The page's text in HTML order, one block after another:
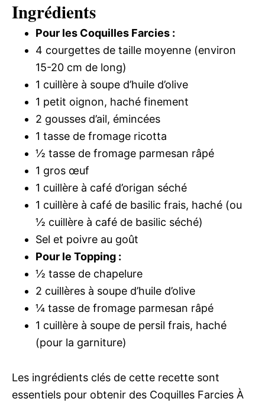
Ingrédients
Pour les Coquilles Farcies :
4 courgettes de taille moyenne (environ
15-20 cm de long)
1 cuillère à soupe d’huile d’olive
1 petit oignon, haché finement
2 gousses d’ail, émincées
1 tasse de fromage ricotta
½ tasse de fromage parmesan râpé
1 gros œuf
1 cuillère à café d’origan séché
1 cuillère à café de basilic frais, haché (ou
½ cuillère à café de basilic séché)
Sel et poivre au goût
Pour le Topping :
½ tasse de chapelure
2 cuillères à soupe d’huile d’olive
¼ tasse de fromage parmesan râpé
1 cuillère à soupe de persil frais, haché
(pour la garniture)
Les ingrédients clés de cette recette sont
essentiels pour obtenir des Coquilles Farcies À